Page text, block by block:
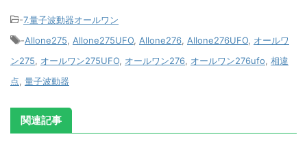
-7.量子波動器オールワン
-Allone275 Allone275UFO Allone276 Allone276UFO オールワ
ン275
オールワン275UFO オールワン276 オールワン276ufo 相違
点 量子波動器
関連記事